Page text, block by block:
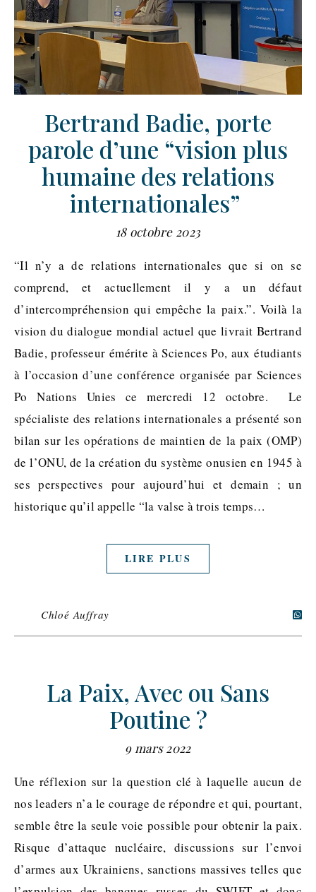
Bertrand Badie, porte
parole d’une “vision plus
humaine des relations
internationales”
18 octobre 2023
“Il n’y a de relations internationales que si on se
comprend, et actuellement il y a un défaut
d’intercompréhension qui empêche la paix.”. Voilà la
vision du dialogue mondial actuel que livrait Bertrand
Badie, professeur émérite à Sciences Po, aux étudiants
à l’occasion d’une conférence organisée par Sciences
Po Nations Unies ce mercredi 12 octobre. Le
spécialiste des relations internationales a présenté son
bilan sur les opérations de maintien de la paix (OMP)
de l’ONU, de la création du système onusien en 1945 à
ses perspectives pour aujourd’hui et demain ; un
historique qu’il appelle “la valse à trois temps…
LIRE PLUS
Chloé Auffray
La Paix, Avec ou Sans
Poutine ?
9 mars 2022
Une réflexion sur la question clé à laquelle aucun de
nos leaders n’a le courage de répondre et qui, pourtant,
semble être la seule voie possible pour obtenir la paix.
Risque d’attaque nucléaire, discussions sur l’envoi
d’armes aux Ukrainiens, sanctions massives telles que